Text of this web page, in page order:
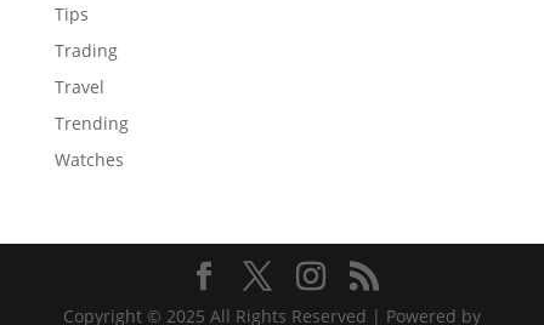
Tips
Trading
Travel
Trending
Watches
Copyright © 2025 All Rights Reserved | Powered by